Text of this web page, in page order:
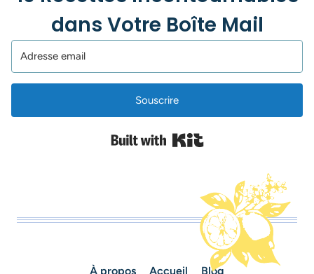
dans Votre Boîte Mail
Souscrire
Built with Kit
À propos Accueil Blog